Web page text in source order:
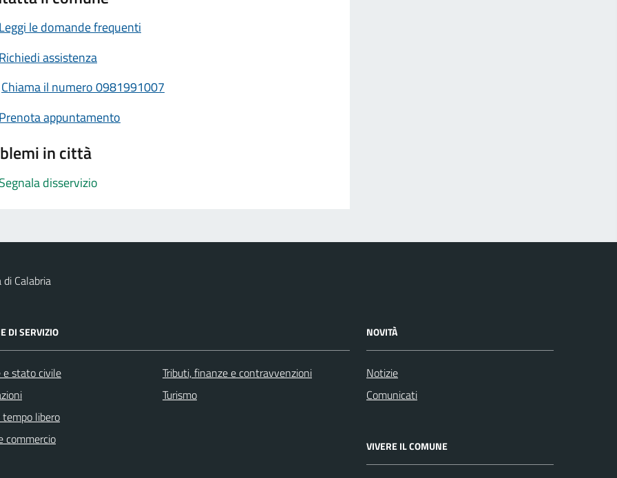
Leggi le domande frequenti
Richiedi assistenza
Chiama il numero 0981991007
Prenota appuntamento
in città
Segnala disservizio
di Calabria
DI SERVIZIO
e stato civile
libero
commercio
Tributi, finanze e contravvenzioni
Turismo
NOVITÀ
Notizie
Comunicati
VIVERE IL COMUNE